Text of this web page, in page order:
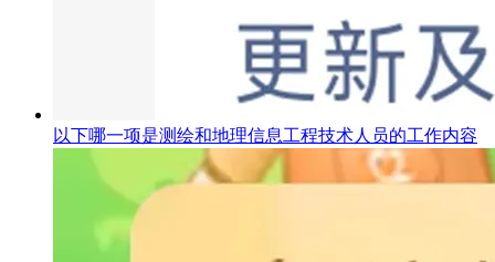
以下哪一项是测绘和地理信息工程技术人员的工作内容